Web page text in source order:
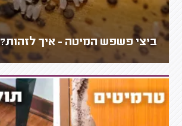
ביצי פשפש המיטה - איך לזהות?